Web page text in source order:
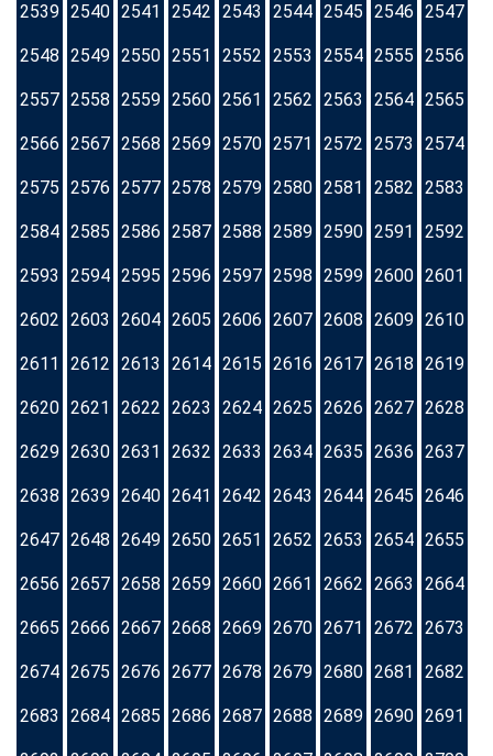
2539 2540 2541 2542 2543 2544 2545 2546 2547
2548 2549 2550 2551 2552 2553 2554 2555 2556
2557 2558 2559 2560 2561 2562 2563 2564 2565
2566 2567 2568 2569 2570 2571 2572 2573 2574
2575 2576 2577 2578 2579 2580 2581 2582 2583
2584 2585 2586 2587 2588 2589 2590 2591 2592
2593 2594 2595 2596 2597 2598 2599 2600 2601
2602 2603 2604 2605 2606 2607 2608 2609 2610
2611 2612 2613 2614 2615 2616 2617 2618 2619
2620 2621 2622 2623 2624 2625 2626 2627 2628
2629 2630 2631 2632 2633 2634 2635 2636 2637
2638 2639 2640 2641 2642 2643 2644 2645 2646
2647 2648 2649 2650 2651 2652 2653 2654 2655
2656 2657 2658 2659 2660 2661 2662 2663 2664
2665 2666 2667 2668 2669 2670 2671 2672 2673
2674 2675 2676 2677 2678 2679 2680 2681 2682
2683 2684 2685 2686 2687 2688 2689 2690 2691